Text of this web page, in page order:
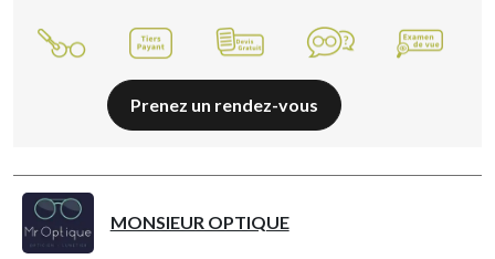
Prenez un rendez-vous
MONSIEUR OPTIQUE